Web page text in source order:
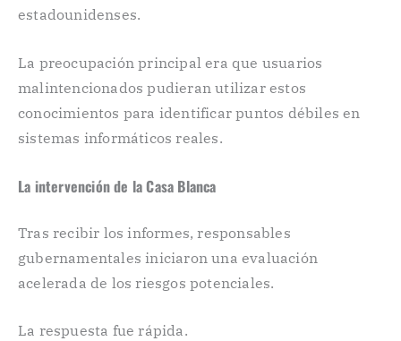
estadounidenses.
La preocupación principal era que usuarios
malintencionados pudieran utilizar estos
conocimientos para identificar puntos débiles en
sistemas informáticos reales.
La intervención de la Casa Blanca
Tras recibir los informes, responsables
gubernamentales iniciaron una evaluación
acelerada de los riesgos potenciales.
La respuesta fue rápida.